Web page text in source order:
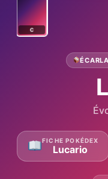
C
FICHE POKÉDEX
Lucario